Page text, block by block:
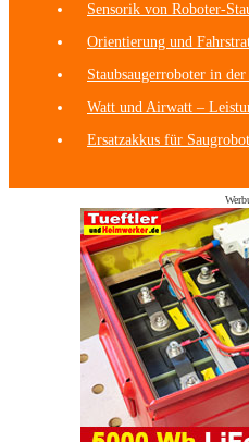
Sensorik von Roboter-
Orientierung und
Staubsaugerroboter in
Watt und Airwatt –
Ersatzakkus für